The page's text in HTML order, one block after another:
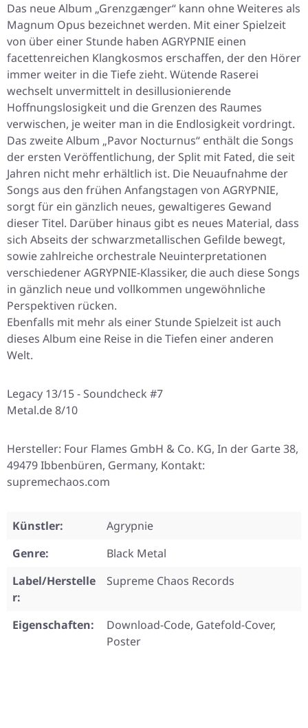
Das neue Album „Grenzgænger“ kann ohne Weiteres als
Magnum Opus bezeichnet werden. Mit einer Spielzeit
von über einer Stunde haben AGRYPNIE einen
facettenreichen Klangkosmos erschaffen, der den Hörer
immer weiter in die Tiefe zieht. Wütende Raserei
wechselt unvermittelt in desillusionierende
Hoffnungslosigkeit und die Grenzen des Raumes
verwischen, je weiter man in die Endlosigkeit vordringt.
Das zweite Album „Pavor Nocturnus“ enthält die Songs
der ersten Veröffentlichung, der Split mit Fated, die seit
Jahren nicht mehr erhältlich ist. Die Neuaufnahme der
Songs aus den frühen Anfangstagen von AGRYPNIE,
sorgt für ein gänzlich neues, gewaltigeres Gewand
dieser Titel. Darüber hinaus gibt es neues Material, dass
sich Abseits der schwarzmetallischen Gefilde bewegt,
sowie zahlreiche orchestrale Neuinterpretationen
verschiedener AGRYPNIE-Klassiker, die auch diese Songs
in gänzlich neue und vollkommen ungewöhnliche
Perspektiven rücken.
Ebenfalls mit mehr als einer Stunde Spielzeit ist auch
dieses Album eine Reise in die Tiefen einer anderen
Welt.
Legacy 13/15 - Soundcheck #7
Metal.de 8/10
Hersteller: Four Flames GmbH & Co. KG, In der Garte 38,
49479 Ibbenbüren, Germany, Kontakt:
supremechaos.com
Künstler:
Agrypnie
Genre:
Black Metal
Label/Herstelle
r:
Supreme Chaos Records
Eigenschaften:
Download-Code, Gatefold-Cover,
Poster